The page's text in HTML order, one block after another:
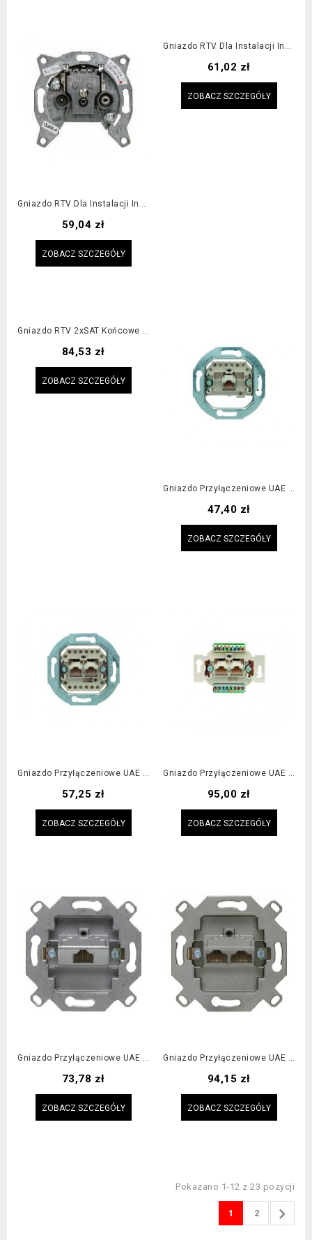
Gniazdo RTV Dla Instalacji Indywidualnych Analogowych I Cyfrowych DVB-T
Cena
59,04 zł
ZOBACZ SZCZEGÓŁY
Gniazdo RTV Dla Instalacji Indywidualnych Analogowych I Cyfrowych DVB-T
Cena
61,02 zł
ZOBACZ SZCZEGÓŁY
Gniazdo RTV 2xSAT Końcowe Dla Instalacji Analogowych I Cyfrowych DVB-T
Cena
84,53 zł
ZOBACZ SZCZEGÓŁY
Gniazdo Przyłączeniowe UAE 8-Biegunowe
Cena
47,40 zł
ZOBACZ SZCZEGÓŁY
Gniazdo Przyłączeniowe UAE 8/8-Biegunowe
Cena
57,25 zł
ZOBACZ SZCZEGÓŁY
Gniazdo Przyłączeniowe UAE 8/8-Biegunowe (do 100 MHz)
Cena
95,00 zł
ZOBACZ SZCZEGÓŁY
Gniazdo Przyłączeniowe UAE 8-Biegunowe Ekranowane
Cena
73,78 zł
ZOBACZ SZCZEGÓŁY
Gniazdo Przyłączeniowe UAE 8/8-Biegunowe Ekranowane
Cena
94,15 zł
ZOBACZ SZCZEGÓŁY
Pokazano 1-12 z 23 pozycji
1 2 